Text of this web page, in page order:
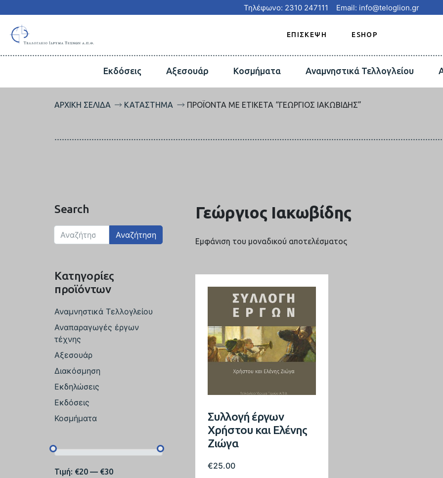
Τηλέφωνο: 2310 247111 Email: info@teloglion.gr
ΕΠΙΣΚΕΨΗ ESHOP
Εκδόσεις Αξεσουάρ Κοσμήματα Αναμνηστικά Τελλογλείου
ΑΡΧΙΚΉ ΣΕΛΊΔΑ ΚΑΤΆΣΤΗΜΑ ΠΡΟΪΌΝΤΑ ΜΕ ΕΤΙΚΈΤΑ “ΓΕΏΡΓΙΟΣ ΙΑΚΩΒΊΔΗΣ”
Search
Αναζήτηση
Κατηγορίες
προϊόντων
Αναμνηστικά Τελλογλείου
Αναπαραγωγές έργων
τέχνης
Αξεσουάρ
Διακόσμηση
Εκδηλώσεις
Εκδόσεις
Κοσμήματα
Τιμή: €20 — €30
Γεώργιος Ιακωβίδης
Εμφάνιση του μοναδικού αποτελέσματος
Συλλογή έργων
Χρήστου και Ελένης
Ζιώγα
€25.00